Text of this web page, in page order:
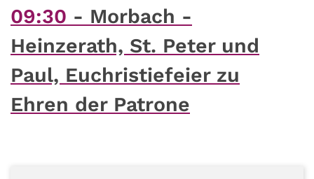
09:30
Morbach -
Heinzerath, St. Peter und
Paul, Euchristiefeier zu
Ehren der Patrone